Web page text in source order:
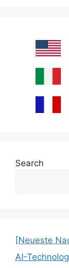
Search
[Neueste
AI-